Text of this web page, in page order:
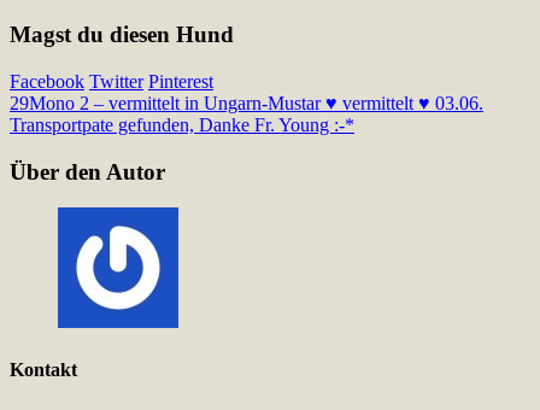
Magst du diesen Hund
Facebook Twitter Pinterest
29Mono 2 – vermittelt in Ungarn-Mustar ♥ vermittelt ♥ 03.06.
Transportpate gefunden, Danke Fr. Young :-*
Über den Autor
Kontakt